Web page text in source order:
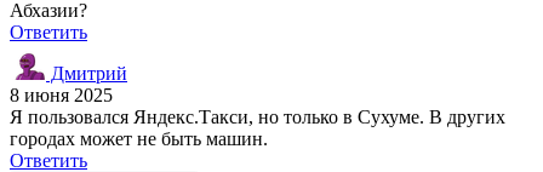
Абхазии?
Ответить
Дмитрий
8 июня 2025
Я пользовался Яндекс.Такси, но только в Сухуме. В других
городах может не быть машин.
Ответить